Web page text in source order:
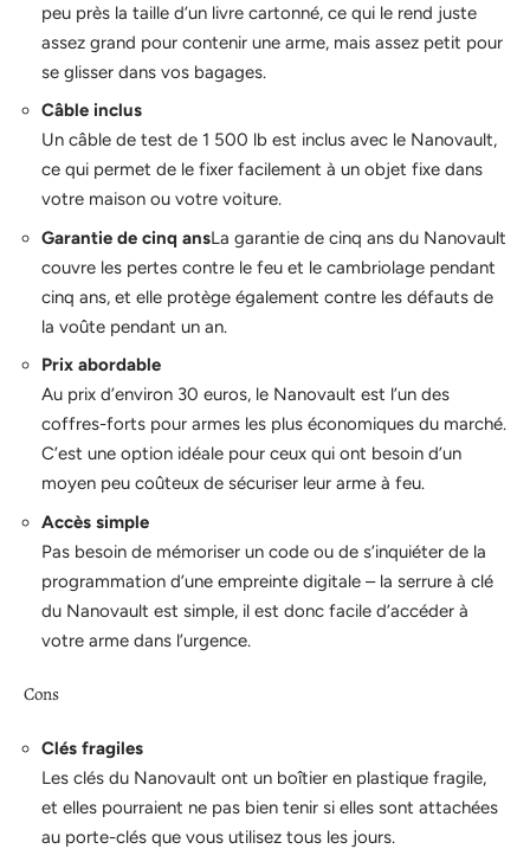
peu près la taille d’un livre cartonné, ce qui le rend juste
assez grand pour contenir une arme, mais assez petit pour
se glisser dans vos bagages.
Câble inclus
Un câble de test de 1 500 lb est inclus avec le Nanovault,
ce qui permet de le fixer facilement à un objet fixe dans
votre maison ou votre voiture.
Garantie de cinq ansLa garantie de cinq ans du Nanovault
couvre les pertes contre le feu et le cambriolage pendant
cinq ans, et elle protège également contre les défauts de
la voûte pendant un an.
Prix abordable
Au prix d’environ 30 euros, le Nanovault est l’un des
coffres-forts pour armes les plus économiques du marché.
C’est une option idéale pour ceux qui ont besoin d’un
moyen peu coûteux de sécuriser leur arme à feu.
Accès simple
Pas besoin de mémoriser un code ou de s’inquiéter de la
programmation d’une empreinte digitale – la serrure à clé
du Nanovault est simple, il est donc facile d’accéder à
votre arme dans l’urgence.
Cons
Clés fragiles
Les clés du Nanovault ont un boîtier en plastique fragile,
et elles pourraient ne pas bien tenir si elles sont attachées
au porte-clés que vous utilisez tous les jours.